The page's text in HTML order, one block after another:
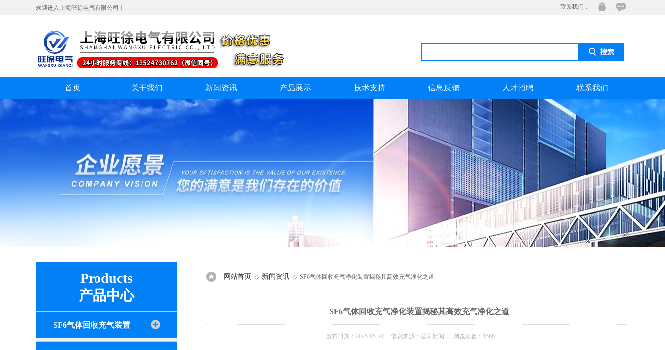
欢迎进入上海旺徐电气有限公司！ 联系我们：
在线咨
QQ
首页 关于我们 新闻资讯 产品展示 技术支持 信息反馈 人才招聘 联系我们
Products
产品中心
SF6气体回收充气装置
网站首页 ◇ 新闻资讯 ◇ SF6气体回收充气净化装置揭秘其高效充气净化之道
SF6气体回收充气净化装置揭秘其高效充气净化之道
发布日期：2025-05-20 信息来源：公司新闻 浏览次数：1568